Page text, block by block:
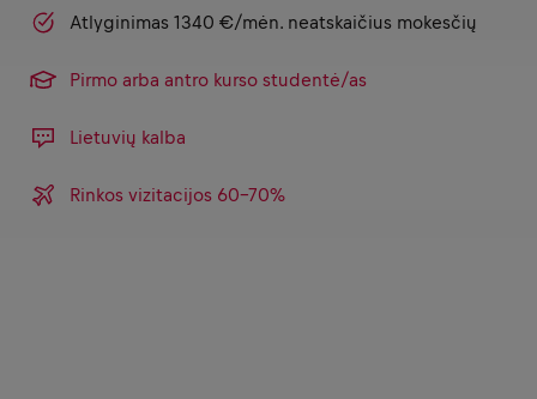
Atlyginimas 1340 €/mėn. neatskaičius mokesčių
Pirmo arba antro kurso studentė/as
Lietuvių kalba
Rinkos vizitacijos 60-70%